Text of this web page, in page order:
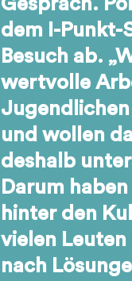
dem I-Punkt-
Besuch ab.
wertvolle
und wollen
deshalb
Darum
hinter den
vielen
nach